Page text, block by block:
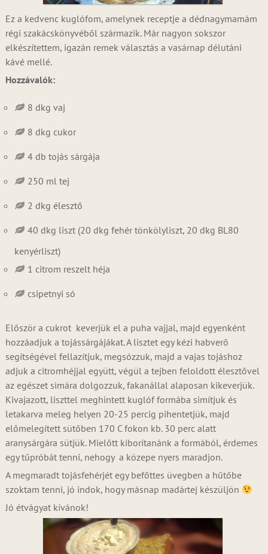
Ez a kedvenc kuglófom, amelynek receptje a dédnagymamám
régi szakácskönyvéből származik. Már nagyon sokszor
elkészítettem, igazán remek választás a vasárnap délutáni
kávé mellé.
Hozzávalók:
8 dkg vaj
8 dkg cukor
4 db tojás sárgája
250 ml tej
2 dkg élesztő
40 dkg liszt (20 dkg fehér tönkölyliszt, 20 dkg BL80
kenyérliszt)
1 citrom reszelt héja
csipetnyi só
Először a cukrot keverjük el a puha vajjal, majd egyenként
hozzáadjuk a tojássárgájákat. A lisztet egy kézi habverő
segítségével fellazítjuk, megsózzuk, majd a vajas tojáshoz
adjuk a citromhéjjal együtt, végül a tejben feloldott élesztővel
az egészet simára dolgozzuk, fakanállal alaposan kikeverjük.
Kivajazott, liszttel meghintett kuglóf formába simítjuk és
letakarva meleg helyen 20-25 percig pihentetjük, majd
előmelegített sütőben 170 C fokon kb. 30 perc alatt
aranysárgára sütjük. Mielőtt kiborítanánk a formából, érdemes
egy tűpróbát tenni, nehogy a közepe nyers maradjon.
A megmaradt tojásfehérjét egy befőttes üvegben a hűtőbe
szoktam tenni, jó indok, hogy másnap madártej készüljön
Jó étvágyat kívánok!